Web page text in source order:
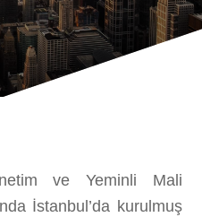
ve Yeminli Mali
İstanbul’da kurulmuş